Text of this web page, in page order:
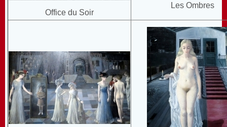
Office du Soir
Les Ombres